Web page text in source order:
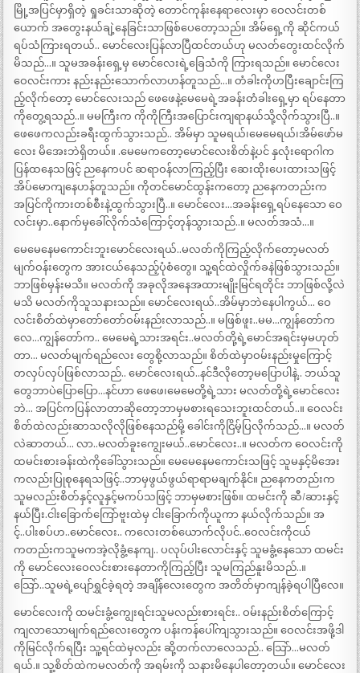
မြို့အပြင်မှာရှိတဲ့ ရှုခင်းသာဆိုတဲ့ တောင်ကုန်းနေရာလေးမှာ ဝေလင်းတစ်
ယောက် အတွေးနယ်ချဲ့နေခြင်းသာဖြစ်ပေတော့သည်။ အိမ်ရှေ့ကို ဆိုင်ကယ်
ရပ်သံကြားရတယ်.. မောင်လေးပြန်လာပြီထင်တယ်ဟု မလတ်တွေးထင်လိုက်
မိသည်…။ သူမအခန်းရှေ့မှ မောင်လေးရဲ့ခြေသံကို ကြားရသည်။ မောင်လေး
ဝေလင်းကား နည်းနည်းသောက်လာဟန်တူသည်…။ တံခါးကိုဟပြီးချောင်းကြ
ည့်လိုက်တော့ မောင်လေးသည် ဖေဖေနဲ့မေမေရဲ့အခန်းတံခါးရှေ့မှာ ရပ်နေတာ
ကိုတွေ့ရသည်..။ မမကြီးက ကိုကိုကြီးအပြောင်းကျရာနယ်သို့လိုက်သွားပြီ..။
ဖေဖေကလည်းခရီးထွက်သွားသည်.. အိမ်မှာ သူမရယ်၊မေမေရယ်၊အိမ်ဖော်မ
လေး မိအေးဘဲရှိတယ်။ .မေမေကတော့မောင်လေးစိတ်နဲ့ပင် နှလုံးရောဂါက
ပြန်ထနေသဖြင့် ညနေကပင် ဆရာဝန်လာကြည့်ပြီး ဆေးထိုးပေးထားသဖြင့်
အိပ်မောကျနေဟန်တူသည်။ ကိုတင်မောင်ထွန်းကတော့ ညနေကတည်းက
အပြင်ကိုကားတစ်စီးနဲ့ထွက်သွားပြီ..။ မောင်လေး…အခန်းရှေ့ရပ်နေသော ဝေ
လင်းမှာ..နောက်မှခေါ်လိုက်သံကြောင့်တုန်သွားသည်..။ မလတ်အသံ…။
မေမေနေမကောင်းဘူးမောင်လေးရယ်..မလတ်ကိုကြည့်လိုက်တော့မလတ်
မျက်ဝန်းတွေက အားငယ်နေသည့်ပုံစံတွေ။ သူ့ရင်ထဲလှိုက်ခနဲဖြစ်သွားသည်။
ဘာဖြစ်မှန်းမသိ။ မလတ်ကို အခုလိုအနေအထားမျိုးမြင်ရတိုင်း ဘာဖြစ်လို့လဲ
မသိ မလတ်ကိုသူသနားသည်။ မောင်လေးရယ်..အိမ်မှာဘဲနေပါကွယ်… ဝေ
လင်းစိတ်ထဲမှာတော်တော်ဝမ်းနည်းလာသည်..။ မဖြစ်ဖူး..မမ…ကျွန်တော်က
လေ…ကျွန်တော်က.. မေမေရဲ့သားအရင်း..မလတ်တို့ရဲ့မောင်အရင်းမှမဟုတ်
တာ… မလတ်မျက်ရည်လေး တွေစို့လာသည်။ စိတ်ထဲမှာဝမ်းနည်းမှုကြောင့်
တလှပ်လှပ်ဖြစ်လာသည်.. မောင်လေးရယ်..နင်ဒီလိုတော့မပြောပါနဲ့.. ဘယ်သူ
တွေဘာပဲပြောပြော…နင်ဟာ ဖေဖေ၊မေမေတို့ရဲ့သား မလတ်တို့ရဲ့မောင်လေး
ဘဲ… အပြင်ကပြန်လာတာဆိုတော့ဘာမှမစားရသေးဘူးထင်တယ်..။ ဝေလင်း
စိတ်ထဲလည်းဆာသလိုလိုဖြစ်နေသည်မို့ ခေါင်းကိုငြိမ့်ပြလိုက်သည်…။ မလတ်
လဲဆာတယ်… လာ..မလတ်ခူးကျွေးမယ်..မောင်လေး..။ မလတ်က ဝေလင်းကို
ထမင်းစားခန်းထဲကိုခေါ်သွားသည်။ မေမေနေမကောင်းသဖြင့် သူမနှင့်မိအေး
ကလည်းပြုစုနေရသဖြင့်..ဘာမှဖွယ်ဖွယ်ရာရာမချက်နိုင်။ ညနေကတည်းက
သူမလည်းစိတ်နှင့်လူနှင့်မကပ်သဖြင့် ဘာမှမစားဖြစ်။ ထမင်းကို ဆီ/ဆားနှင့်
နယ်ပြီး.ငါးခြောက်ကြော်ဗူးထဲမှ ငါးခြောက်ကိုယူကာ နယ်လိုက်သည်။ အ
င့်..ပါးစပ်ဟ..မောင်လေး.. ကလေးတစ်ယောက်လိုပင်..ဝေလင်းကိုငယ်
ကတည်းကသူမကအဲ့လိုခွံ့နေကျ.. ပလုပ်ပါးလောင်းနှင့် သူမခွံ့နေသော ထမင်း
ကို မောင်လေးဝေလင်းစားနေတာကိုကြည့်ပြီး သူမကြည်နူးမိသည်..။
သြော်..သူမရဲ့ပျော်ရွှင်ခဲ့ရတဲ့ အချိန်လေးတွေက အတိတ်မှာကျန်ခဲ့ရပါပြီလေ။
မောင်လေးကို ထမင်းခွံ့ကျွေးရင်းသူမလည်းစားရင်း.. ဝမ်းနည်းစိတ်ကြောင့်
ကျလာသောမျက်ရည်လေးတွေက ပန်းကန်ပေါ်ကျသွားသည်။ ဝေလင်းအဖို့ဒါ
ကိုမြင်လိုက်ရပြီး သူ့ရင်ထဲမှလည်း ဆို့တက်လာလေသည်.. သြော်…မလတ်
ရယ်.။ သူ့စိတ်ထဲကမလတ်ကို အရမ်းကို သနားမိနေပါတော့တယ်။ မောင်လေး